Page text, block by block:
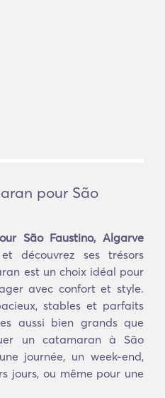
pour São
São Faustino, Algarve
découvrez ses trésors
est un choix idéal pour
avec confort et style.
stables et parfaits
aussi bien grands que
un catamaran à São
journée, un week-end,
jours, ou même pour une